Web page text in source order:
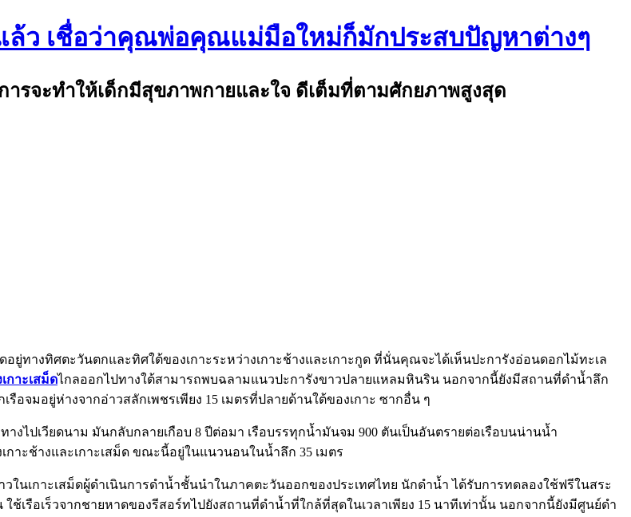
ล้ว เชื่อว่าคุณพ่อคุณแม่มือใหม่ก็มักประสบปัญหาต่างๆ
ารจะทำให้เด็กมีสุขภาพกายและใจ ดีเต็มที่ตามศักยภาพสูงสุด
ทางทิศตะวันตกและทิศใต้ของเกาะระหว่างเกาะช้างและเกาะกูด ที่นั่นคุณจะได้เห็นปะการังอ่อนดอกไม้ทะเล
กาะเสม็ดไกลออกไปทางใต้สามารถพบฉลามแนวปะการังขาวปลายแหลมหินริน นอกจากนี้ยังมีสถานที่ดำน้ำลึก
รือจมอยู่ห่างจากอ่าวสลักเพชรเพียง 15 เมตรที่ปลายด้านใต้ของเกาะ ซากอื่น ๆ
งไปเวียดนาม มันกลับกลายเกือบ 8 ปีต่อมา เรือบรรทุกน้ำมันจม 900 ตันเป็นอันตรายต่อเรือบนน่านน้ำ
กาะช้างและเกาะเสม็ด ขณะนี้อยู่ในแนวนอนในน้ำลึก 35 เมตร
นเกาะเสม็ดผู้ดำเนินการดำน้ำชั้นนำในภาคตะวันออกของประเทศไทย นักดำน้ำ ได้รับการทดลองใช้ฟรีในสระ
รือเร็วจากชายหาดของรีสอร์ทไปยังสถานที่ดำน้ำที่ใกล้ที่สุดในเวลาเพียง 15 นาทีเท่านั้น นอกจากนี้ยังมีศูนย์ดำ